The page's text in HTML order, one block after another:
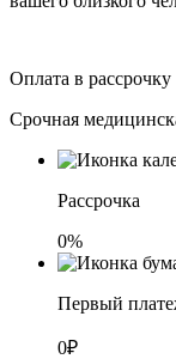
Оплата в рассрочку
Срочная
Рассрочка
0%
Первый
0₽